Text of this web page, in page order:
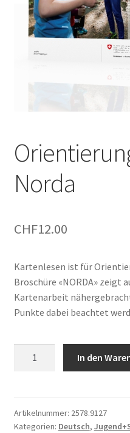
Norda
CHF12.00
Kartenlesen ist für
Broschüre «NORDA» zeigt
Kartenarbeit
Punkte dabei beachtet
In den
Artikelnummer: 2578.9127
Kategorien: Deutsch,